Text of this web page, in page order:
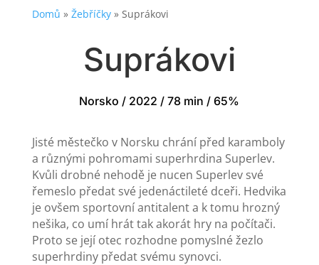
Domů » Žebříčky» Suprákovi
Suprákovi
Norsko / 2022 / 78 min / 65%
Jisté městečko v Norsku chrání před karamboly
a různými pohromami superhrdina Superlev.
Kvůli drobné nehodě je nucen Superlev své
řemeslo předat své jedenáctileté dceři. Hedvika
je ovšem sportovní antitalent a k tomu hrozný
nešika, co umí hrát tak akorát hry na počítači.
Proto se její otec rozhodne pomyslné žezlo
superhrdiny předat svému synovci.